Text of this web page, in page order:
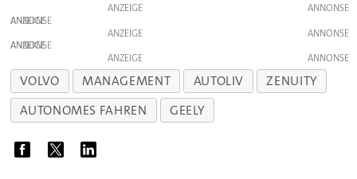
ANZEIGE
ANZEIGE
ANZEIGE
ANZEIGE
ANZEIGE
VOLVO MANAGEMENT AUTOLIV
ZENUITY
AUTONOMES FAHREN
GEELY